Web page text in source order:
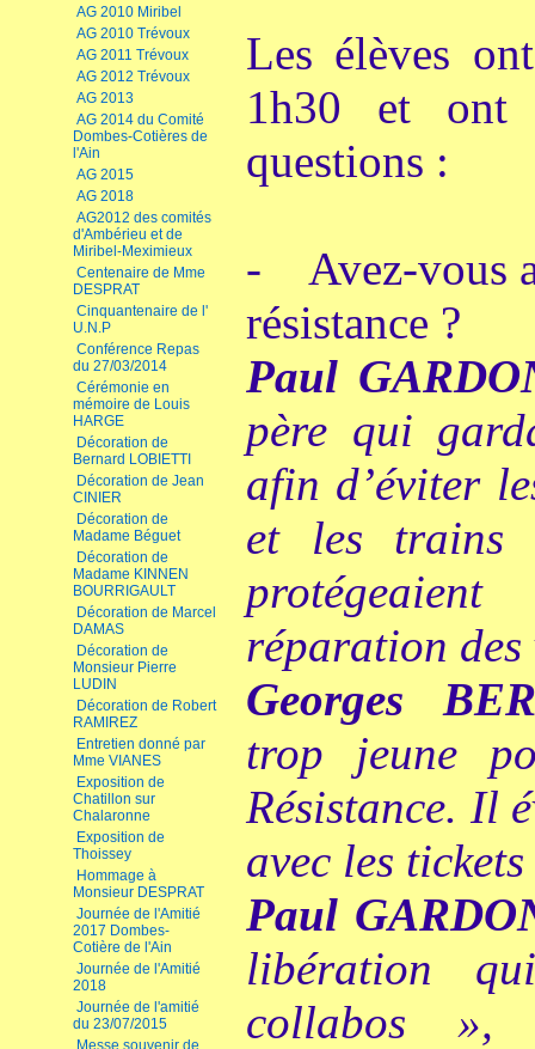
AG 2010 Miribel
AG 2010 Trévoux
AG 2011 Trévoux
AG 2012 Trévoux
AG 2013
AG 2014 du Comité
Dombes-Cotières de
l'Ain
AG 2015
AG 2018
AG2012 des comités
d'Ambérieu et de
Miribel-Meximieux
Centenaire de Mme
DESPRAT
Cinquantenaire de l'
U.N.P
Conférence Repas
du 27/03/2014
Cérémonie en
mémoire de Louis
HARGE
Décoration de
Bernard LOBIETTI
Décoration de Jean
CINIER
Décoration de
Madame Béguet
Décoration de
Madame KINNEN
BOURRIGAULT
Décoration de Marcel
DAMAS
Décoration de
Monsieur Pierre
LUDIN
Décoration de Robert
RAMIREZ
Entretien donné par
Mme VIANES
Exposition de
Chatillon sur
Chalaronne
Exposition de
Thoissey
Hommage à
Monsieur DESPRAT
Journée de l'Amitié
2017 Dombes-
Cotière de l'Ain
Journée de l'Amitié
2018
Journée de l'amitié
du 23/07/2015
Messe souvenir de
Les élèves
1h30 et ont
questions :
- Avez-vous
résistance ?
Paul
père qui
afin d’éviter
et les
réparation des
Georges
trop jeune
Résistance. Il
avec les
Paul
libération
collabos »,